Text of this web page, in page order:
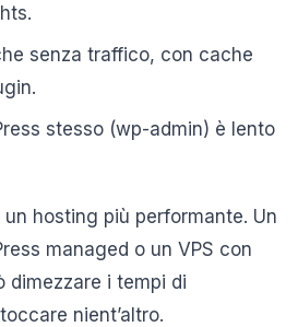
senza traffico, con cache
stesso (wp-admin) è lento
un hosting più performante. Un
managed o un VPS con
dimezzare i tempi di
nient’altro.